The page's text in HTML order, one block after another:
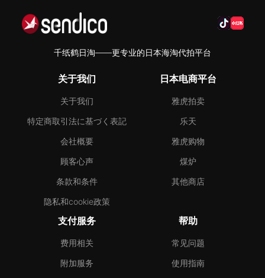
千纸鹤日淘——更专业的日本海淘代拍平台
关于我们
关于我们
特定商取引法に基づく表記
会社概要
顾客心声
条款和条件
隐私和cookie政策
日本电商平台
雅虎拍卖
乐天
雅虎购物
煤炉
其他商店
支付服务
费用相关
附加服务
帮助
常见问题
使用指南